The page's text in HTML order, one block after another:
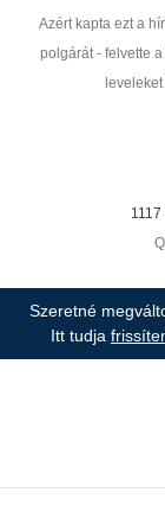
Azért kapta ezt a
polgárát - felvette
1117
Szeretné
Itt tudja